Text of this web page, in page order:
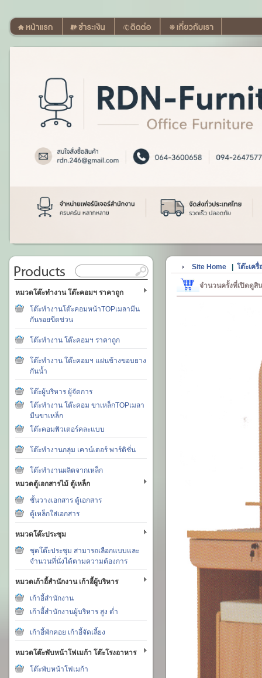
หมวดโต๊ะทำงาน โต๊ะคอมฯ ราคาถูก
โต๊ะทำงานโต๊ะคอมหน้าTOPเมลามีน
กันรอยขีดข่วน
โต๊ะทำงาน โต๊ะคอมฯ ราคาถูก
โต๊ะทำงาน โต๊ะคอมฯ แผ่นข้างขอบยาง
กันน้ำ
โต๊ะผู้บริหาร ผู้จัดการ
โต๊ะทำงาน โต๊ะคอม ขาเหล็กTOPเมลา
มีนขาเหล็ก
โต๊ะคอมพิวเตอร์คละแบบ
โต๊ะทำงานกลุ่ม เคาน์เตอร์ พาร์ติชั่น
โต๊ะทำงานผลิตจากเหล็ก
หมวดตู้เอกสารไม้ ตู้เหล็ก
ชั้นวางเอกสาร ตู้เอกสาร
ตู้เหล็กใส่เอกสาร
หมวดโต๊ะประชุม
ชุดโต๊ะประชุม สามารถเลือกแบบและ
จำนวนที่นั่งได้ตามความต้องการ
หมวดเก้าอี้สำนักงาน เก้าอี้ผู้บริหาร
เก้าอี้สำนักงาน
เก้าอี้สำนักงานผู้บริหาร สูง ต่ำ
เก้าอี้พักคอย เก้าอี้จัดเลี้ยง
หมวดโต๊ะพับหน้าโฟเมก้า โต๊ะโรงอาหาร
โต๊ะพับหน้าโฟเมก้า
Site Home โต๊ะเครื่
จำนวนครั้งที่เปิดดูสิ